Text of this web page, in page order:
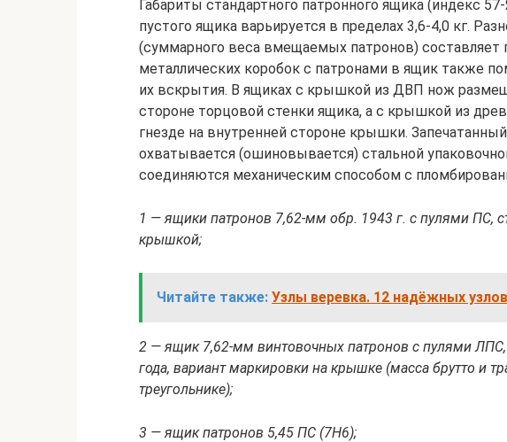
Габариты стандартного патронного ящика (индекс
пустого ящика варьируется в пределах 3,6-4,0 кг.
(суммарного веса вмещаемых патронов)
металлических коробок с патронами в ящик также
их вскрытия. В ящиках с крышкой из ДВП нож
стороне торцовой стенки ящика, а с крышкой из
гнезде на внутренней стороне крышки.
охватывается (ошиновывается) стальной
соединяются механическим способом с
1 — ящики патронов 7,62-мм обр. 1943 г. с пулями ПС,
крышкой;
Читайте также: Узлы веревка. 12 надёжных
2 — ящик 7,62-мм винтовочных патронов с пулями
года, вариант маркировки на крышке (масса брутто и
треугольнике);
3 — ящик патронов 5,45 ПС (7Н6);